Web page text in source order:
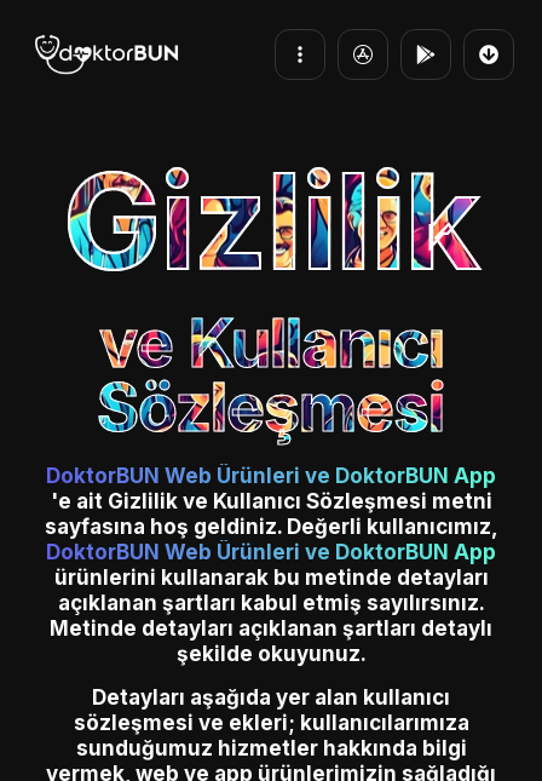
Gizlilik
ve Kullanıcı
Sözleşmesi
DoktorBUN Web Ürünleri ve DoktorBUN App
'e ait Gizlilik ve Kullanıcı Sözleşmesi metni
sayfasına hoş geldiniz. Değerli kullanıcımız,
DoktorBUN Web Ürünleri ve DoktorBUN App
ürünlerini kullanarak bu metinde detayları
açıklanan şartları kabul etmiş sayılırsınız.
Metinde detayları açıklanan şartları detaylı
şekilde okuyunuz.
Detayları aşağıda yer alan kullanıcı
sözleşmesi ve ekleri; kullanıcılarımıza
sunduğumuz hizmetler hakkında bilgi
vermek, web ve app ürünlerimizin sağladığı